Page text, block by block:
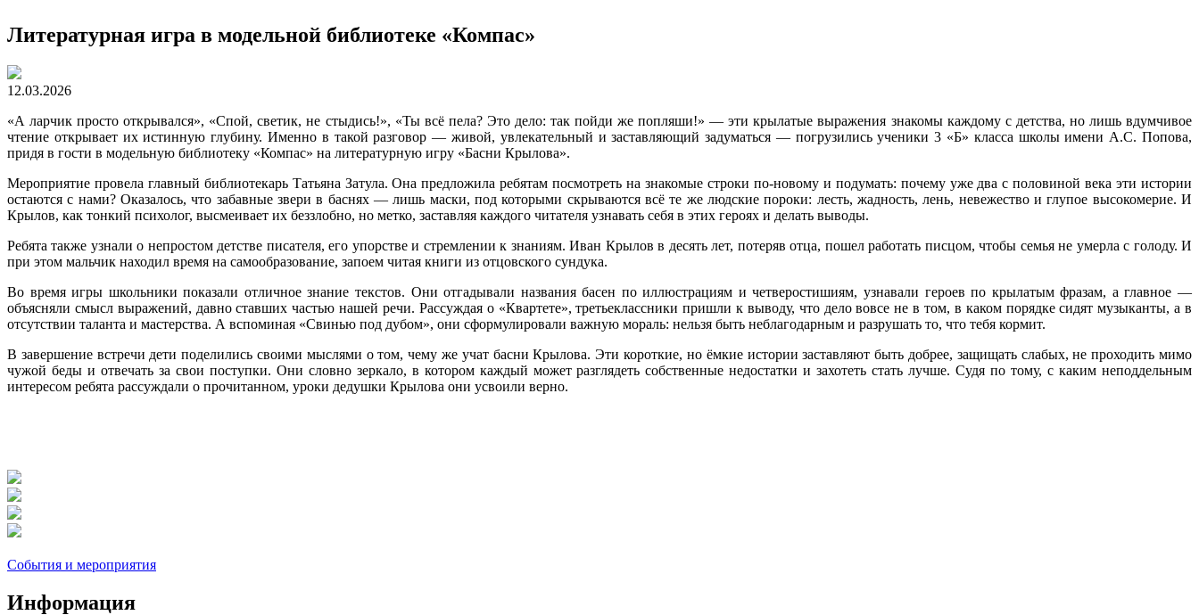
Литературная игра в модельной библиотеке «Компас»
12.03.2026
«А ларчик просто открывался», «Спой, светик, не стыдись!», «Ты всё пела? Это дело: так пойди же попляши!» — эти крылатые выражения знакомы каждому с детства, но лишь вдумчивое
чтение открывает их истинную глубину. Именно в такой разговор — живой, увлекательный и заставляющий задуматься — погрузились ученики 3 «Б» класса школы имени А.С. Попова,
придя в гости в модельную библиотеку «Компас» на литературную игру «Басни Крылова».
Мероприятие провела главный библиотекарь Татьяна Затула. Она предложила ребятам посмотреть на знакомые строки по-новому и подумать: почему уже два с половиной века эти истории
остаются с нами? Оказалось, что забавные звери в баснях — лишь маски, под которыми скрываются всё те же людские пороки: лесть, жадность, лень, невежество и глупое высокомерие. И
Крылов, как тонкий психолог, высмеивает их беззлобно, но метко, заставляя каждого читателя узнавать себя в этих героях и делать выводы.
Ребята также узнали о непростом детстве писателя, его упорстве и стремлении к знаниям. Иван Крылов в десять лет, потеряв отца, пошел работать писцом, чтобы семья не умерла с голоду. И
при этом мальчик находил время на самообразование, запоем читая книги из отцовского сундука.
Во время игры школьники показали отличное знание текстов. Они отгадывали названия басен по иллюстрациям и четверостишиям, узнавали героев по крылатым фразам, а главное —
объясняли смысл выражений, давно ставших частью нашей речи. Рассуждая о «Квартете», третьеклассники пришли к выводу, что дело вовсе не в том, в каком порядке сидят музыканты, а в
отсутствии таланта и мастерства. А вспоминая «Свинью под дубом», они сформулировали важную мораль: нельзя быть неблагодарным и разрушать то, что тебя кормит.
В завершение встречи дети поделились своими мыслями о том, чему же учат басни Крылова. Эти короткие, но ёмкие истории заставляют быть добрее, защищать слабых, не проходить мимо
чужой беды и отвечать за свои поступки. Они словно зеркало, в котором каждый может разглядеть собственные недостатки и захотеть стать лучше. Судя по тому, с каким неподдельным
интересом ребята рассуждали о прочитанном, уроки дедушки Крылова они усвоили верно.
События и мероприятия
Информация